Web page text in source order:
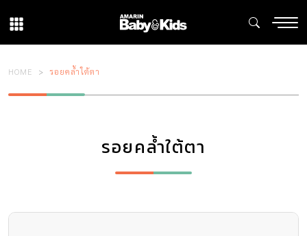
HOME รอยคล้ำใต้ตา
รอยคล้ำใต้ตา